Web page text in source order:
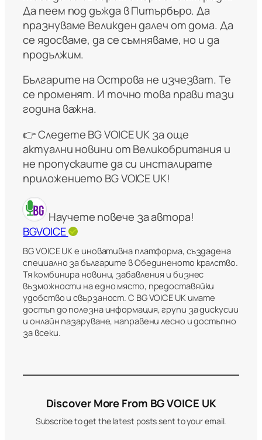
Да пеем под дъжда в Питърбъро. Да
празнуваме Великден далеч от дома. Да
се ядосваме, да се съмняваме, но и да
продължим.
Българите на Острова не изчезват. Те
се променят. И точно това прави тази
година важна.
👉 Следете BG VOICE UK за още
актуални новини от Великобритания и
не пропускаите да си инсталирате
приложението BG VOICE UK!
Научете повече за автора!
BGVOICE
BG VOICE UK е иновативна платформа, създадена
специално за българите в Обединеното кралство.
Тя комбинира новини, забавления и бизнес
възможности на едно място, предоставяйки
удобство и свързаност. С BG VOICE UK имате
достъп до полезна информация, групи за дискусии
и онлайн пазаруване, направени лесно и достъпно
за всеки.
Discover More From BG VOICE UK
Subscribe to get the latest posts sent to your email.